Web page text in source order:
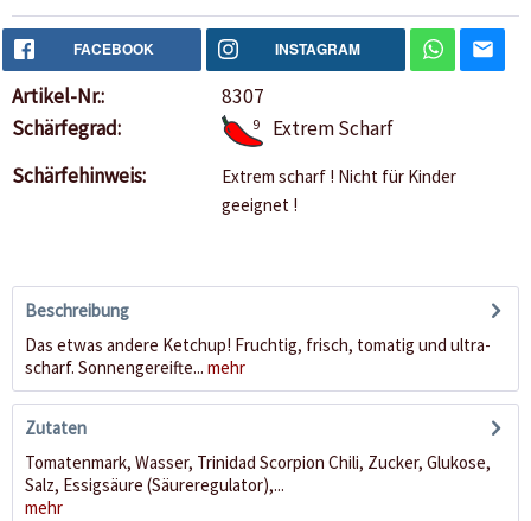
FACEBOOK INSTAGRAM
Artikel-Nr.:
8307
Schärfegrad:
9
Extrem Scharf
Schärfehinweis:
Extrem scharf ! Nicht für Kinder
geeignet !
Beschreibung
Das etwas andere Ketchup! Fruchtig, frisch, tomatig und ultra-
scharf. Sonnengereifte... mehr
Zutaten
Tomatenmark, Wasser, Trinidad Scorpion Chili, Zucker, Glukose,
Salz, Essigsäure (Säureregulator),...
mehr